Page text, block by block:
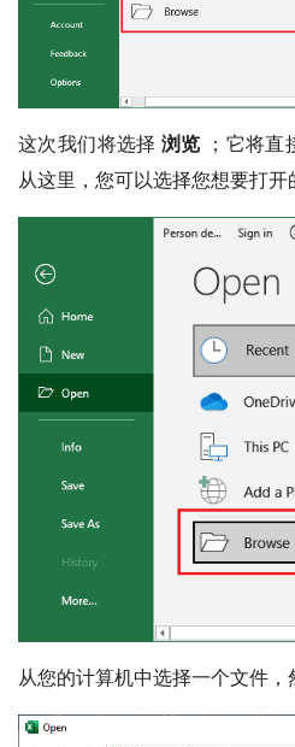
这次我们将选择浏览 ；它将直
从这里，您可以选择您想要打开
从您的计算机中选择一个文件